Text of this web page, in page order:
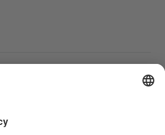
za Goethe-Institut